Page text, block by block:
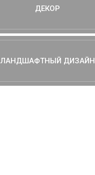
ДЕКОР
ЛАНДШАФТНЫЙ ДИЗАЙН